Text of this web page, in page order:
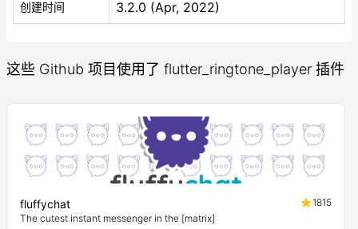
创建时间 3.2.0 (Apr, 2022)
这些 Github 项目使用了 flutter_ringtone_player 插件
fluffychat
1815
The cutest instant messenger in the [matrix]